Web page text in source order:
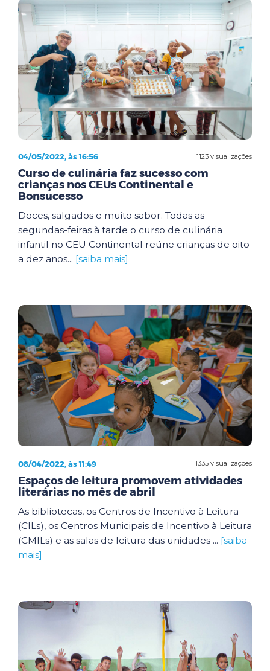
1123 visualizações
04/05/2022, às 16:56
Curso de culinária faz sucesso com
crianças nos CEUs Continental e
Bonsucesso
Doces, salgados e muito sabor. Todas as
segundas-feiras à tarde o curso de culinária
infantil no CEU Continental reúne crianças de oito
a dez anos... [saiba mais]
1335 visualizações
08/04/2022, às 11:49
Espaços de leitura promovem atividades
literárias no mês de abril
As bibliotecas, os Centros de Incentivo à Leitura
(CILs), os Centros Municipais de Incentivo à Leitura
(CMILs) e as salas de leitura das unidades ... [saiba
mais]